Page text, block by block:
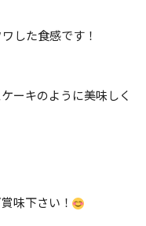
した食感です！
ーキのように美味しく
味下さい！